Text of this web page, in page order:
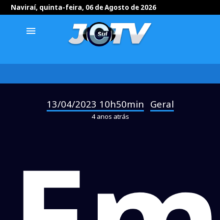
Naviraí, quinta-feira, 06 de Agosto de 2026
menu
13/04/2023 10h50min Geral
4 anos atrás